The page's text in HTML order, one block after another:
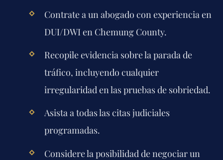
Contrate a un abogado con experiencia en
DUI/DWI en Chemung County.
Recopile evidencia sobre la parada de
tráfico, incluyendo cualquier
irregularidad en las pruebas de sobriedad.
Asista a todas las citas judiciales
programadas.
Considere la posibilidad de negociar un